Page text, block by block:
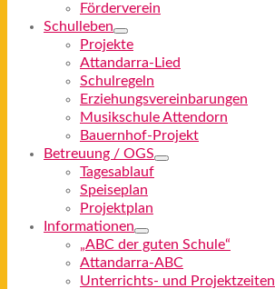
Förderverein
Schulleben
Projekte
Attandarra-Lied
Schulregeln
Erziehungsvereinbarungen
Musikschule Attendorn
Bauernhof-Projekt
Betreuung / OGS
Tagesablauf
Speiseplan
Projektplan
Informationen
„ABC der guten Schule“
Attandarra-ABC
Unterrichts- und Projektzeiten